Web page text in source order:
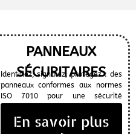
PANNEAUX
SÉCURITAIRES
Identifiez, signalez, protégez : des
panneaux conformes aux normes
ISO 7010 pour une sécurité
optimale.
En savoir plus